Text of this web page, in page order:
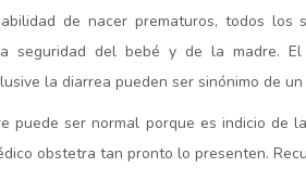
de nacer prematuros, todos
seguridad del bebé y de la madre. El
la diarrea pueden ser sinónimo de
puede ser normal porque es indicio de
obstetra tan pronto lo presenten.